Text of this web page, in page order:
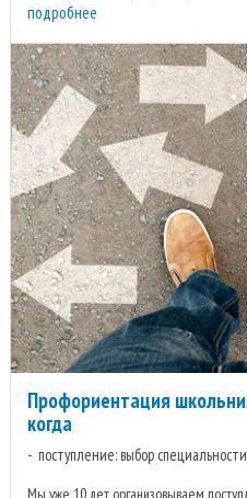
подробнее
Профориентация
когда
поступление: выбор
Мы уже 10 лет организовываем